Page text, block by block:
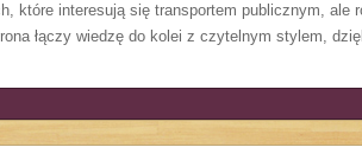
które interesują się transportem publicznym, ale
łączy wiedzę do kolei z czytelnym stylem,